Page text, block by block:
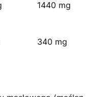
1440 mg
340 mg